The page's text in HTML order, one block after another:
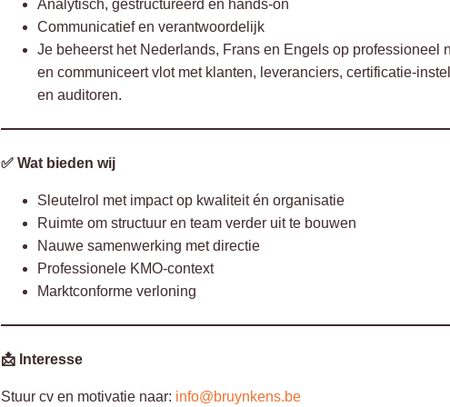
Analytisch, gestructureerd en hands-on
Communicatief en verantwoordelijk
Je beheerst het Nederlands, Frans en Engels op professioneel
en communiceert vlot met klanten, leveranciers, certificatie-
en auditoren.
✅ Wat bieden wij
Sleutelrol met impact op kwaliteit én organisatie
Ruimte om structuur en team verder uit te bouwen
Nauwe samenwerking met directie
Professionele KMO-context
Marktconforme verloning
📩 Interesse
Stuur cv en motivatie naar: info@bruynkens.be